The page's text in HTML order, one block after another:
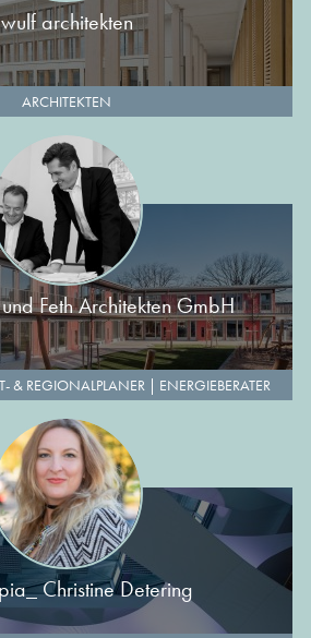
wulf architekten
ARCHITEKTEN
Feth Architekten GmbH
& REGIONALPLANER| ENERGIEBERATER
Christine Detering